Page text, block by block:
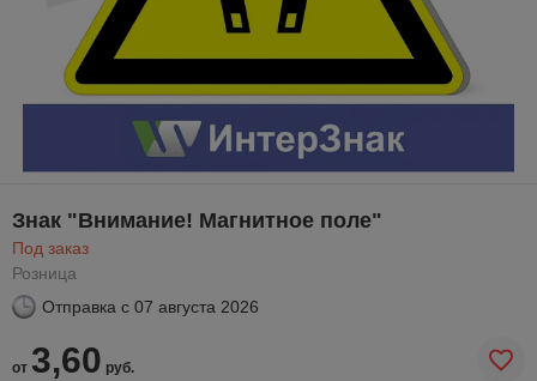
Знак "Внимание! Магнитное поле"
Под заказ
Розница
Отправка с 07 августа 2026
от 3,60 руб.